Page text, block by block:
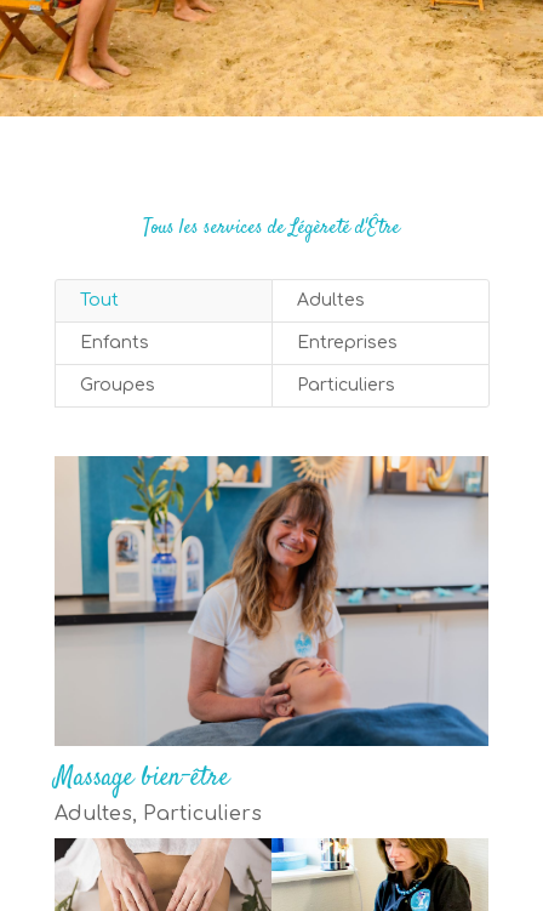
Tous les services de Légèreté d'Être
Tout Adultes
Enfants Entreprises
Groupes Particuliers
Massage bien-être
Adultes, Particuliers